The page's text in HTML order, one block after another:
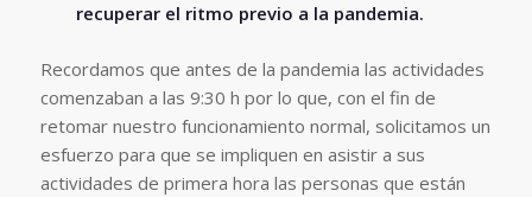
recuperar el ritmo previo a la pandemia.
Recordamos que antes de la pandemia las actividades
comenzaban a las 9:30 h por lo que, con el fin de
retomar nuestro funcionamiento normal, solicitamos un
esfuerzo para que se impliquen en asistir a sus
actividades de primera hora las personas que están